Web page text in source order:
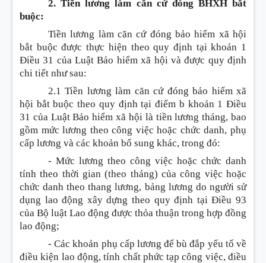
2. Tiền lương làm căn cứ đóng BHXH bắt
buộc:
Tiền lương làm căn cứ đóng bảo hiểm xã hội
bắt buộc được thực hiện theo quy định tại khoản 1
Điều 31 của Luật Bảo hiểm xã hội và được quy định
chi tiết như sau:
2.1 Tiền lương làm căn cứ đóng bảo hiểm xã
hội bắt buộc theo quy định tại điểm b khoản 1 Điều
31 của Luật Bảo hiểm xã hội là tiền lương tháng, bao
gồm mức lương theo công việc hoặc chức danh, phụ
cấp lương và các khoản bổ sung khác, trong đó:
- Mức lương theo công việc hoặc chức danh
tính theo thời gian (theo tháng) của công việc hoặc
chức danh theo thang lương, bảng lương do người sử
dụng lao động xây dựng theo quy định tại Điều 93
của Bộ luật Lao động được thỏa thuận trong hợp đồng
lao động;
- Các khoản phụ cấp lương để bù đắp yếu tố về
điều kiện lao động, tính chất phức tạp công việc, điều